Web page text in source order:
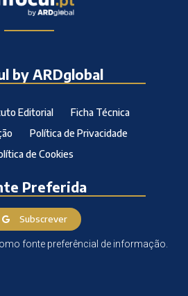
by ARDglobal
Editorial
Ficha Técnica
Política de Privacidade
de Cookies
Preferida
Subscrever
fonte preferêncial de informação.